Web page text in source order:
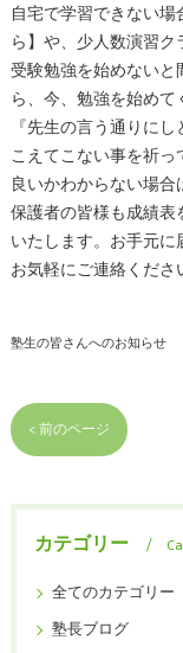
自宅で学習できない
ら】や、少人数演習
受験勉強を始めない
ら、今、勉強を始めて
『先生の言う通りに
こえてこない事を祈
良いかわからない場合
保護者の皆様も成績
いたします。お手元
お気軽にご連絡くださ
塾生の皆さんへのお知らせ
< 前のページ
カテゴリー
全てのカテゴリー
塾長ブログ